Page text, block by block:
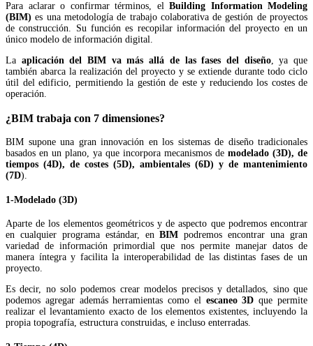
Para aclarar o confirmar términos, elBuilding Information Modeling
(BIM)es una metodología de trabajo colaborativa de gestión de proyectos
de construcción. Su función es recopilar información del proyecto en un
único modelo de información digital.
La aplicación del BIM va más allá de las fases del diseño, ya que
también abarca la realización del proyecto y se extiende durante todo ciclo
útil del edificio, permitiendo la gestión de este y reduciendo los costes de
operación.
¿BIM trabaja con 7 dimensiones?
BIM supone una gran innovación en los sistemas de diseño tradicionales
basados en un plano, ya que incorpora mecanismos de modelado (3D), de
tiempos (4D), de costes (5D), ambientales (6D) y de mantenimiento
(7D).
1-Modelado (3D)
Aparte de los elementos geométricos y de aspecto que podremos encontrar
en cualquier programa estándar, enBIMpodremos encontrar una gran
variedad de información primordial que nos permite manejar datos de
manera íntegra y facilita la interoperabilidad de las distintas fases de un
proyecto.
Es decir, no solo podemos crear modelos precisos y detallados, sino que
podemos agregar además herramientas como el escaneo 3Dque permite
realizar el levantamiento exacto de los elementos existentes, incluyendo la
propia topografía, estructura construidas, e incluso enterradas.